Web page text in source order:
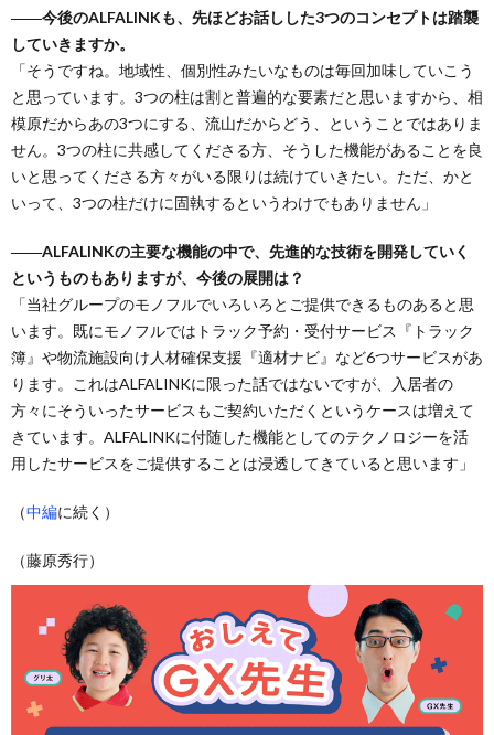
――今後のALFALINKも、先ほどお話しした3つのコンセプトは踏襲
していきますか。
「そうですね。地域性、個別性みたいなものは毎回加味していこう
と思っています。3つの柱は割と普遍的な要素だと思いますから、相
模原だからあの3つにする、流山だからどう、ということではありま
せん。3つの柱に共感してくださる方、そうした機能があることを良
いと思ってくださる方々がいる限りは続けていきたい。ただ、かと
いって、3つの柱だけに固執するというわけでもありません」
――ALFALINKの主要な機能の中で、先進的な技術を開発していく
というものもありますが、今後の展開は？
「当社グループのモノフルでいろいろとご提供できるものあると思
います。既にモノフルではトラック予約・受付サービス『トラック
簿』や物流施設向け人材確保支援『適材ナビ』など6つサービスがあ
ります。これはALFALINKに限った話ではないですが、入居者の
方々にそういったサービスもご契約いただくというケースは増えて
きています。ALFALINKに付随した機能としてのテクノロジーを活
用したサービスをご提供することは浸透してきていると思います」
（中編に続く）
（藤原秀行）